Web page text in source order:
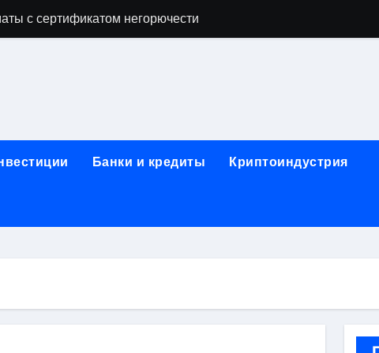
с сертификатом негорючести
и направляющих для конвейерных лент
лотков для хранения электронных компонентов
этапы строительства, проверка застройщика и сценарии
Банки и кредиты Криптоиндустрия